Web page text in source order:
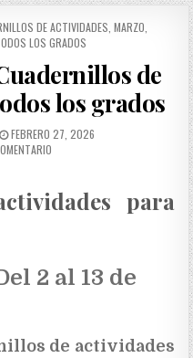
DE ACTIVIDADES MARZO
LOS GRADOS
de
los grados
FEBRERO 27, 2026
para
2 al 13 de
de actividades